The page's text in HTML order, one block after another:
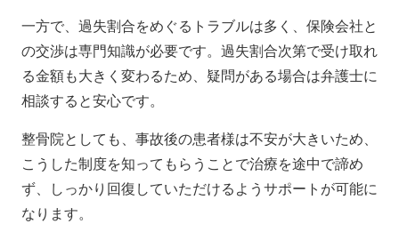
一方で、過失割合をめぐるトラブルは多く、保険会社と
の交渉は専門知識が必要です。過失割合次第で受け取れ
る金額も大きく変わるため、疑問がある場合は弁護士に
相談すると安心です。
整骨院としても、事故後の患者様は不安が大きいため、
こうした制度を知ってもらうことで治療を途中で諦め
ず、しっかり回復していただけるようサポートが可能に
なります。